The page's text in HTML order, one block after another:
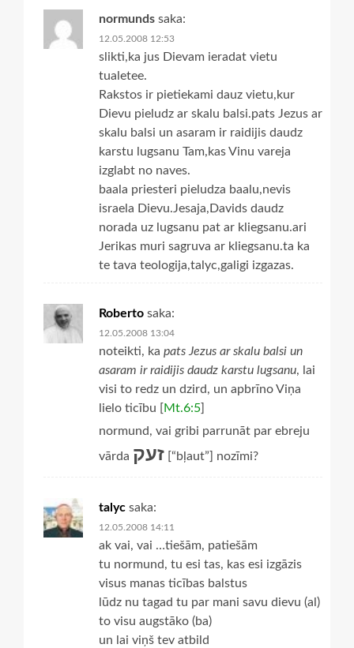
normunds saka:
12.05.2008 12:53
slikti,ka jus Dievam ieradat vietu
tualetee.
Rakstos ir pietiekami dauz vietu,kur
Dievu pieludz ar skalu balsi.pats Jezus ar
skalu balsi un asaram ir raidijis daudz
karstu lugsanu Tam,kas Vinu vareja
izglabt no naves.
baala priesteri pieludza baalu,nevis
israela Dievu.Jesaja,Davids daudz
norada uz lugsanu pat ar kliegsanu.ari
Jerikas muri sagruva ar kliegsanu.ta ka
te tava teologija,talyc,galigi izgazas.
Roberto saka:
12.05.2008 13:04
noteikti, ka pats Jezus ar skalu balsi un
asaram ir raidijis daudz karstu lugsanu, lai
visi to redz un dzird, un apbrīno Viņa
lielo ticību [
Mt.6:5
normund, vai gribi parrunāt par ebreju
vārda זעק [“bļaut”] nozīmi?
talyc saka:
12.05.2008 14:11
ak vai, vai …tiešām, patiešām
tu normund, tu esi tas, kas esi izgāzis
visus manas ticības balstus
lūdz nu tagad tu par mani savu dievu (al)
to visu augstāko (ba)
un lai viņš tev atbild